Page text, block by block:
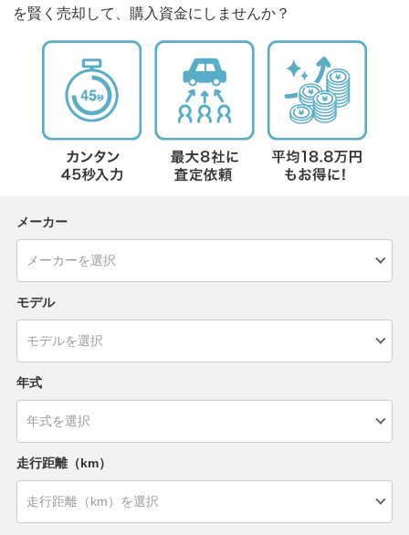
を賢く売却して、購入資金にしませんか？
メーカー
モデル
年式
走行距離（km）